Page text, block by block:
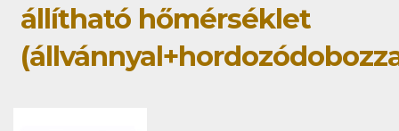
állítható hőmérséklet